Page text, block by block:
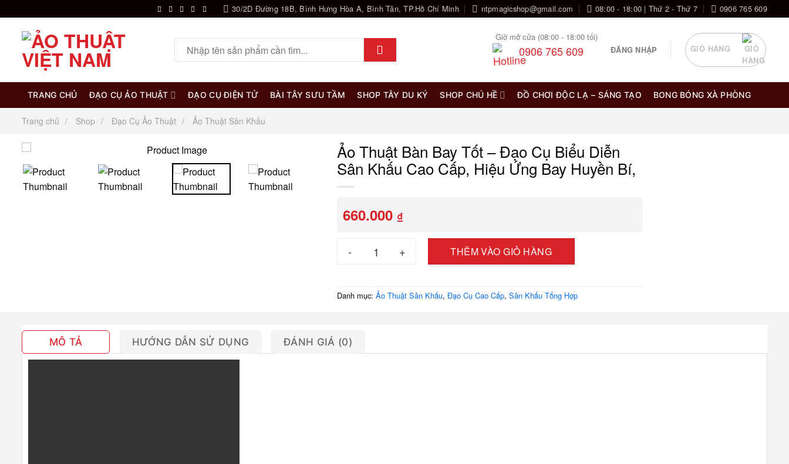
đến
30/2D Đường 18B, Bình Hưng Hòa A, Bình Tân, TP.Hồ Chí Minh ntpmagicshop@gmail.com 08:00 - 18:00 | Thứ 2 - Thứ 7 0906 765 609
kiếm:
Giờ mở cửa (08:00 - 18:00 tối)
0906 765 609 ĐĂNG NHẬP GIỎ HÀNG
TRANG CHỦ ĐẠO CỤ ẢO THUẬT ĐẠO CỤ ĐIỆN TỬ BÀI TÂY SƯU TẦM SHOP TÂY DU KÝ SHOP CHÚ HỀ ĐỒ CHƠI ĐỘC LẠ – SÁNG TẠO BONG BÓNG XÀ PHÒNG
Trang chủ Shop Đạo Cụ Ảo Thuật Ảo Thuật Sân Khấu
Ảo Thuật Bàn Bay Tốt – Đạo Cụ Biểu Diễn
Sân Khấu Cao Cấp, Hiệu Ứng Bay Huyền Bí,
660.000 ₫
Ảo Thuật Bàn Bay Tốt – Đạo Cụ Biểu Diễn Sân Khấu Cao Cấp, Hiệu Ứng Bay Huyền Bí, số lượng
THÊM VÀO GIỎ HÀNG
Danh mục: Ảo Thuật Sân Khấu, Đạo Cụ Cao Cấp, Sân Khấu Tổng Hợp
MÔ TẢ HƯỚNG DẪN SỬ DỤNG ĐÁNH GIÁ (0)